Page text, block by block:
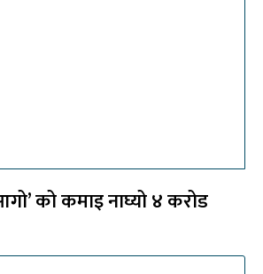
को कमाइ नाघ्यो ४ करोड